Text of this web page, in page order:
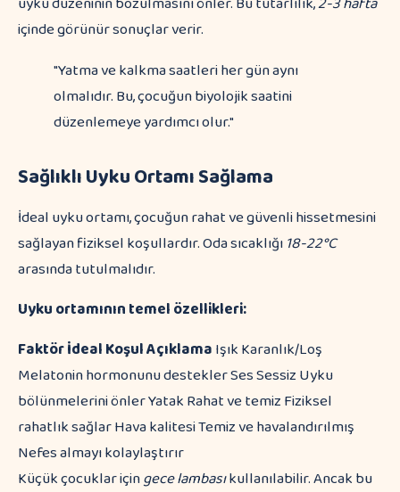
içinde görünür sonuçlar verir.
"Yatma ve kalkma saatleri her gün aynı
olmalıdır. Bu, çocuğun biyolojik saatini
düzenlemeye yardımcı olur."
Sağlıklı Uyku Ortamı Sağlama
İdeal uyku ortamı, çocuğun rahat ve güvenli hissetmesini
sağlayan fiziksel koşullardır. Oda sıcaklığı18-22°C
arasında tutulmalıdır.
Uyku ortamının temel özellikleri:
Faktörİdeal KoşulAçıklamaIşık Karanlık/Loş
Melatonin hormonunu destekler Ses Sessiz Uyku
bölünmelerini önler Yatak Rahat ve temiz Fiziksel
rahatlık sağlar Hava kalitesi Temiz ve havalandırılmış
Nefes almayı kolaylaştırır
Küçük çocuklar içingece lambasıkullanılabilir. Ancak bu